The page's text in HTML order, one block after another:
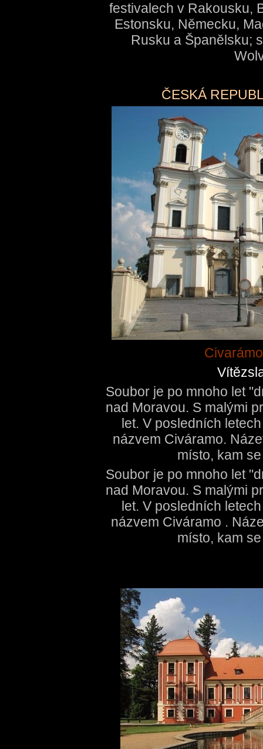
festivalech v Rakousku,
Estonsku, Německu,
Rusku a Španělsku;
ČESKÁ
Soubor je po mnoho let
nad Moravou. S malými
let. V posledních
názvem Civáramo.
místo, kam
Soubor je po mnoho let
nad Moravou. S malými
let. V posledních
názvem Civáramo .
místo, kam